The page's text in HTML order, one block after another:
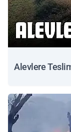
Alevlere